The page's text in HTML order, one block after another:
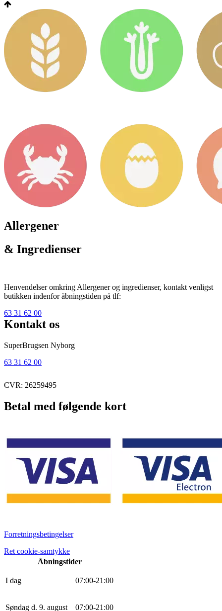
Allergener
& Ingredienser
Henvendelser omkring Allergener og ingredienser, kontakt venligst
butikken indenfor åbningstiden på tlf:
63 31 62 00
Kontakt os
SuperBrugsen Nyborg
63 31 62 00
CVR: 26259495
Betal med følgende kort
Forretningsbetingelser
Ret cookie-samtykke
Åbningstider
I dag 07:00-21:00
Søndag d. 9. august 07:00-21:00